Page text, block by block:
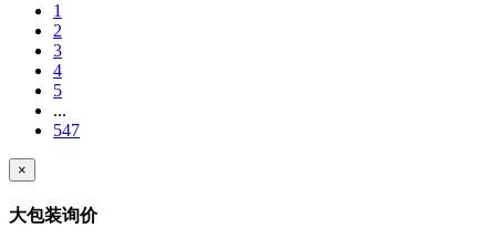
1
2
3
4
5
...
547
×
大包装询价